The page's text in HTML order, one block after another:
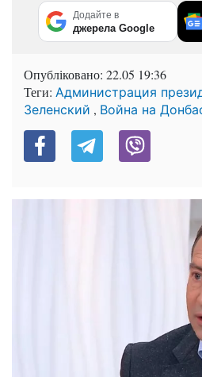
Додайте в
джерела Google
Опубліковано: 22.05 19:36
Теги: Администрация
Зеленский , Война на